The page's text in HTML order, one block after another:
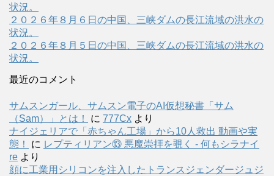
状況。
２０２６年８月６日の中国、三峡ダムの長江流域の洪水の
状況。
２０２６年８月５日の中国、三峡ダムの長江流域の洪水の
状況。
最近のコメント
サムスンガール、サムスン電子のAI仮想秘書「サム
（Sam）」とは！
に 777Cx より
ナイジェリアで「赤ちゃん工場」から10人救出 動画や実
態！
に レプティリアン⑬ 悪魔崇拝を覗く - 何もシラナイ
re より
顔に工業用シリコンを注入したトランスジェンダージュジ